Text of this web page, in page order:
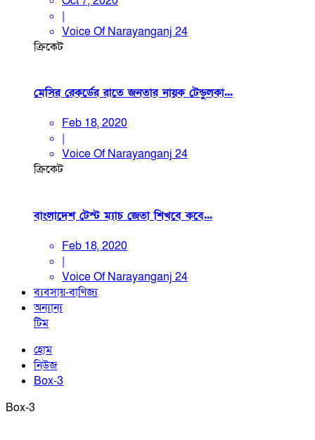
|
Voice Of Narayanganj 24
ক্রিকেট
মেসির রেকর্ডের রাতে জনতার নায়ক টেন্ডুলকা...
Feb 18, 2020
|
Voice Of Narayanganj 24
ক্রিকেট
বাংলাদেশ টেস্ট ম্যাচ জেতা শিখবে কবে...
Feb 18, 2020
|
Voice Of Narayanganj 24
ব্যবসায়-বাণিজ্য
অন্যান্য
টিম
হোম
নিউজ
Box-3
Box-3